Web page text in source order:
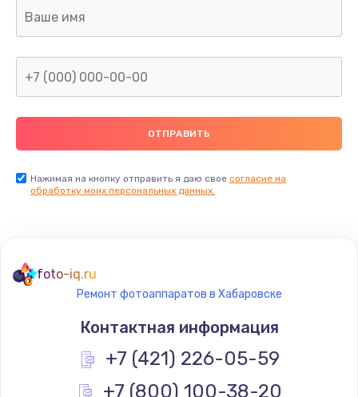
Нажимая на кнопку отправить я даю свое согласие на
обработку моих персональных данных.
foto-iq.ru
Ремонт фотоаппаратов в Хабаровске
Контактная информация
+7 (421) 226-05-59
+7 (800) 100-38-20